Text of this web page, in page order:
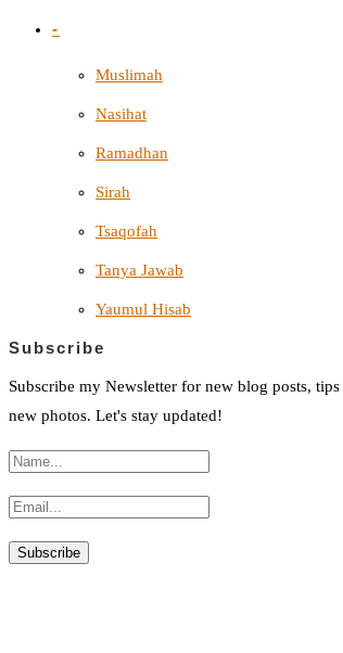
-
Muslimah
Nasihat
Ramadhan
Sirah
Tsaqofah
Tanya Jawab
Yaumul Hisab
Subscribe
Subscribe my Newsletter for new blog posts,
new photos. Let's stay updated!